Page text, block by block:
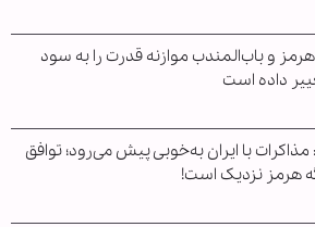
و باب‌المندب موازنه قدرت را به سود
داده است
با ایران به‌خوبی پیش می‌رود؛ توافق
هرمز نزدیک است!